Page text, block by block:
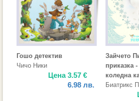
Гошо детектив
Чичо Ники
Цена3.57 €
6.98 лв.
Зайчето
приказка
коледна
Биатрикс